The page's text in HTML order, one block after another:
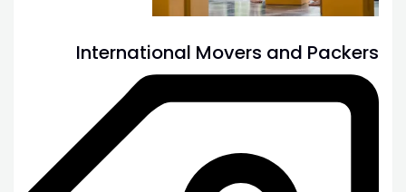
International Movers and Packers